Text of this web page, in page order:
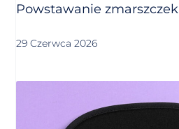
Powstawanie zmarszczek
29 Czerwca 2026